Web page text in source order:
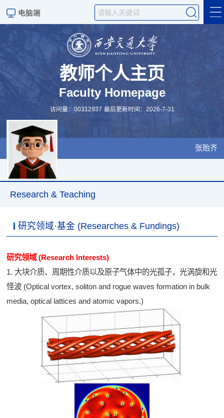
电脑端
简介 (CV)
Research & Teaching
Publications
Visiting & Collaboration
教师个人主页
Faculty Homepage
访问量：00312937 最后更新时间：2026-7-31
张贻齐
Research & Teaching
研究领域·基金 (Researches & Fundings)
研究领域 (Research Interests)
1. 大块介质、周期性介质以及原子气体中的光孤子，光涡旋和光
怪波 (Optical vortex, soliton and rogue waves formation in bulk
media, optical lattices and atomic vapors.)